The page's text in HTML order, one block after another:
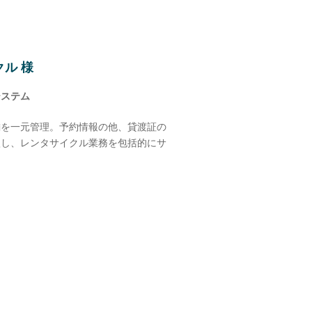
ル 様
テム
一元管理。予約情報の他、貸渡証の
、レンタサイクル業務を包括的にサ